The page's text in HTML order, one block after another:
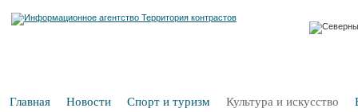
Главная Новости Спорт и туризм Культура и искусство